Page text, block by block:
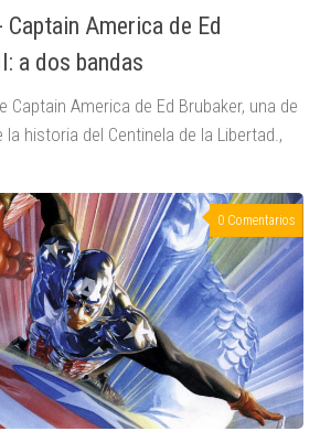
America de Ed
a dos bandas
Captain America de Ed Brubaker, una de
historia del Centinela de la Libertad.,
0 Comentarios